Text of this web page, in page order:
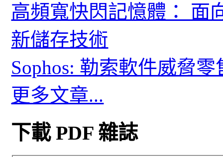
高頻寬快閃記憶體： 面
新儲存技術
Sophos: 勒索軟件威脅
更多文章...
下載 PDF 雜誌